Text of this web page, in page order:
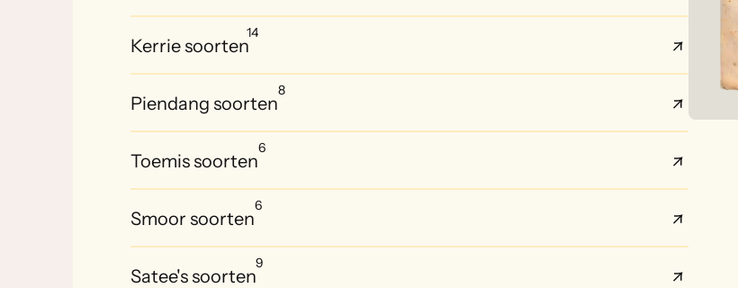
Kerrie soorten
14
Piendang soorten
8
Toemis soorten
6
Smoor soorten
6
Satee's soorten
9